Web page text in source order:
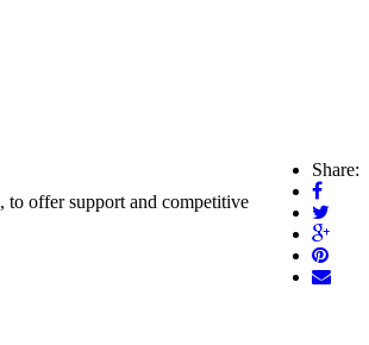
Share:
to offer support and competitive